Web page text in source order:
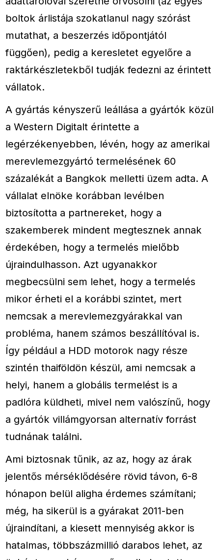
boltok árlistája szokatlanul nagy szórást
mutathat, a beszerzés időpontjától
függően), pedig a keresletet egyelőre a
raktárkészletekből tudják fedezni az érintett
vállatok.
A gyártás kényszerű leállása a gyártók közül
a Western Digitalt érintette a
legérzékenyebben, lévén, hogy az amerikai
merevlemezgyártó termelésének 60
százalékát a Bangkok melletti üzem adta. A
vállalat elnöke korábban levélben
biztosította a partnereket, hogy a
szakemberek mindent megtesznek annak
érdekében, hogy a termelés mielőbb
újraindulhasson. Azt ugyanakkor
megbecsülni sem lehet, hogy a termelés
mikor érheti el a korábbi szintet, mert
nemcsak a merevlemezgyárakkal van
probléma, hanem számos beszállítóval is.
Így például a HDD motorok nagy része
szintén thaiföldön készül, ami nemcsak a
helyi, hanem a globális termelést is a
padlóra küldheti, mivel nem valószínű, hogy
a gyártók villámgyorsan alternatív forrást
tudnának találni.
Ami biztosnak tűnik, az az, hogy az árak
jelentős mérséklődésére rövid távon, 6-8
hónapon belül aligha érdemes számítani;
még, ha sikerül is a gyárakat 2011-ben
újraindítani, a kiesett mennyiség akkor is
hatalmas, többszázmillió darabos lehet, az